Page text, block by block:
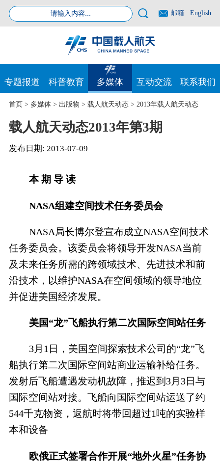
邮箱 English
专题报道 科普教育 多媒体 互动交流 联系我们
首页> 多媒体> 出版物 > 载人航天动态> 2013年载人航天动态
载人航天动态2013年第3期
发布日期: 2013-07-09
本 期 导 读
NASA组建空间技术任务委员会
NASA局长博尔登宣布成立NASA空间技术
任务委员会。该委员会将领导开发NASA当前
及未来任务所需的跨领域技术、先进技术和前
沿技术，以维护NASA在空间领域的领导地位
并促进美国经济发展。
美国“龙”飞船执行第二次国际空间站任务
3月1日，美国空间探索技术公司的“龙”飞
船执行第二次国际空间站商业运输补给任务。
发射后飞船遭遇发动机故障，推迟到3月3日与
国际空间站对接。飞船向国际空间站运送了约
544千克物资，返航时将带回超过1吨的实验样
本和设备
欧俄正式签署合作开展“地外火星”任务协